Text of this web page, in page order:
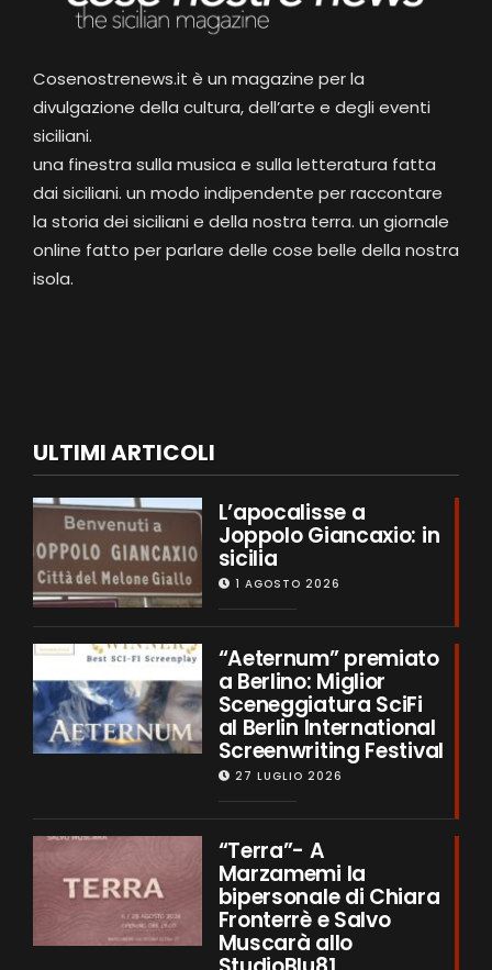
Cosenostrenews.it è un magazine per la
divulgazione della cultura, dell’arte e degli eventi
siciliani.
una finestra sulla musica e sulla letteratura fatta
dai siciliani. un modo indipendente per raccontare
la storia dei siciliani e della nostra terra. un giornale
online fatto per parlare delle cose belle della nostra
isola.
ULTIMI ARTICOLI
L’apocalisse a
Joppolo Giancaxio: in
sicilia
1 AGOSTO 2026
“Aeternum” premiato
a Berlino: Miglior
Sceneggiatura SciFi
al Berlin International
Screenwriting Festival
27 LUGLIO 2026
“Terra”- A
Marzamemi la
bipersonale di Chiara
Fronterrè e Salvo
Muscarà allo